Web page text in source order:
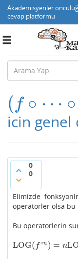
Akademisyenler
cevap platformu
Toggle
( f ∘ ⋯ ∘
(f ∘ ⋯ ∘ f ( x)
icin genel
0
0
Elimizde
operatorler olsa bu
Bu operatorlerin
LOG( f∘n ) = n
LOG(f∘ n)=nLOG(f)